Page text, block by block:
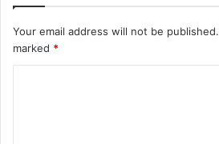
Your email address will not be published.
marked *